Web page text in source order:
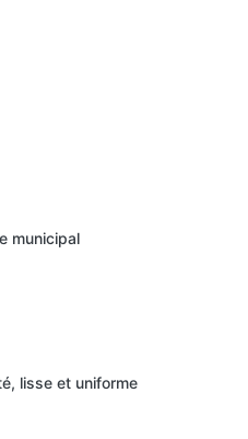
municipal
lisse et uniforme